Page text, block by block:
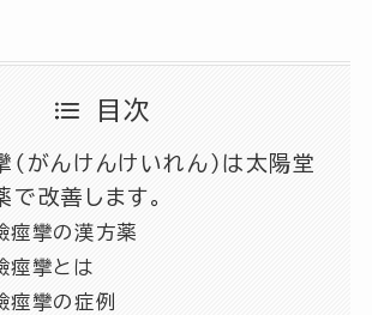
目次
（がんけんけいれん）は太陽堂
で改善します。
痙攣の漢方薬
痙攣とは
痙攣の症例